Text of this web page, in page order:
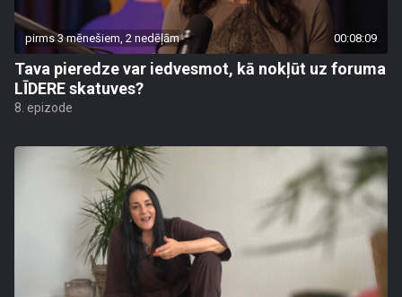
pirms 3 mēnešiem, 2 nedēļām 00:08:09
Tava pieredze var iedvesmot, kā nokļūt uz foruma
LĪDERE skatuves?
8. epizode